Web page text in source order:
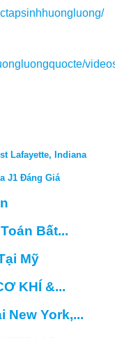
Lafayette, Indiana
J1 Đáng Giá
Bất...
Mỹ
KHÍ &...
New York,...